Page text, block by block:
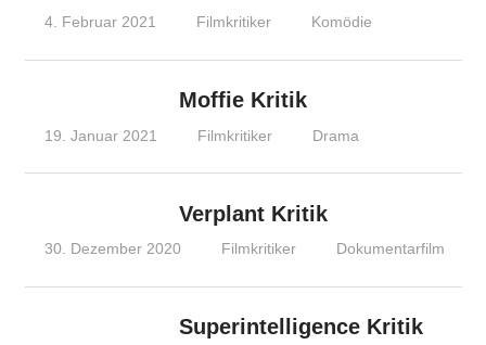
4. Februar 2021 Filmkritiker Komödie
Moffie Kritik
19. Januar 2021 Filmkritiker Drama
Verplant Kritik
30. Dezember 2020 Filmkritiker Dokumentarfilm
Superintelligence Kritik